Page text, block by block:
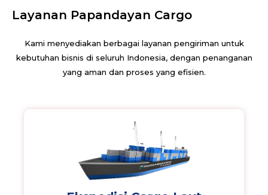
Layanan Papandayan Cargo
Kami menyediakan berbagai layanan pengiriman untuk
kebutuhan bisnis di seluruh Indonesia, dengan penanganan
yang aman dan proses yang efisien.